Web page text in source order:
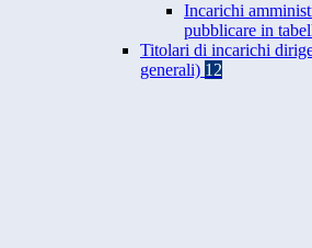
Incarichi
pubblicare in
Titolari di incarichi
generali) 12